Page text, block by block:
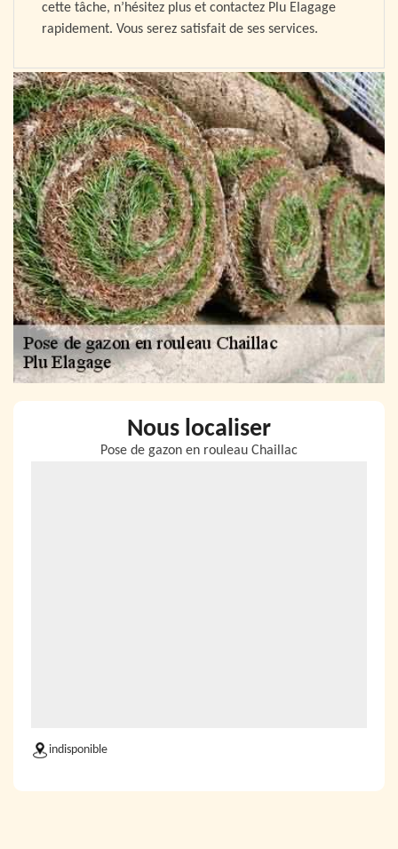
cette tâche, n’hésitez plus et contactez Plu Elagage
rapidement. Vous serez satisfait de ses services.
Nous localiser
Pose de gazon en rouleau Chaillac
indisponible